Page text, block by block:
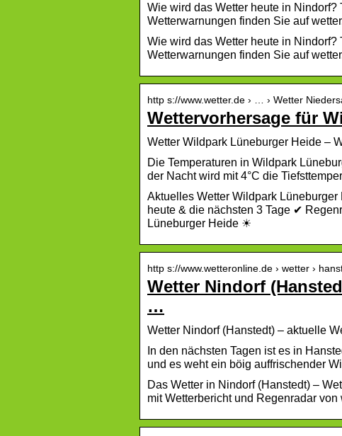
Wie wird das Wetter heute in
Wetterwarnungen finden Sie auf
Wie wird das Wetter heute in
Wetterwarnungen finden Sie auf
http s://www.wetter.de › … › Wetter
Wettervorhersage für
Wetter Wildpark Lüneburger Heide –
Die Temperaturen in Wildpark
der Nacht wird mit 4°C die
Aktuelles Wetter Wildpark
heute & die nächsten 3 Tage ✔
Lüneburger Heide ☀
http s://www.wetteronline.de › wetter ›
Wetter Nindorf
…
Wetter Nindorf (Hanstedt) – aktuelle
In den nächsten Tagen ist es in
und es weht ein böig auffrischender
Das Wetter in Nindorf (Hanstedt) –
mit Wetterbericht und Regenradar